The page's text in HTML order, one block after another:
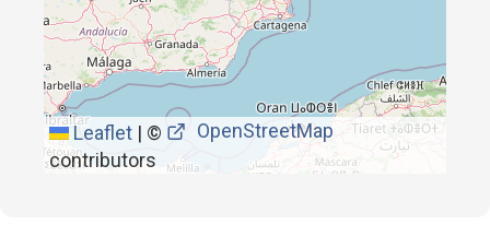
Leaflet | ©
OpenStreetMap
contributors